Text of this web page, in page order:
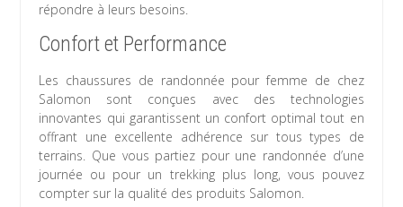
répondre à leurs besoins.
Confort et Performance
Les chaussures de randonnée pour femme de chez
Salomon sont conçues avec des technologies
innovantes qui garantissent un confort optimal tout en
offrant une excellente adhérence sur tous types de
terrains. Que vous partiez pour une randonnée d’une
journée ou pour un trekking plus long, vous pouvez
compter sur la qualité des produits Salomon.